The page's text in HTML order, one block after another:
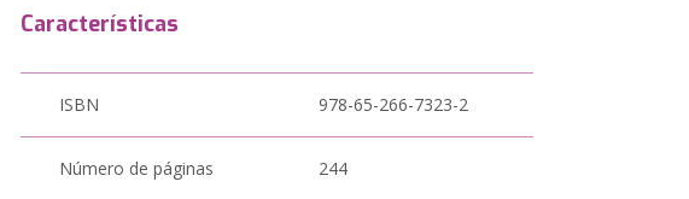
Características
ISBN 978-65-266-7323-2
Número de páginas 244